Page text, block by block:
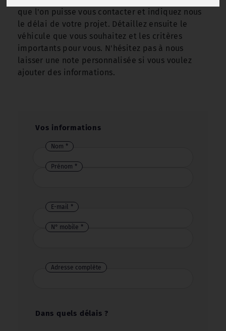
que l'on puisse vous contacter et indiquez nous
le délai de votre projet. Détaillez ensuite le
véhicule que vous souhaitez et les critères
importants pour vous. N'hésitez pas à nous
laisser une note personnalisée si vous voulez
ajouter des informations.
Vos informations
Nom
Prénom
E-mail
N° mobile
Adresse complète
Dans quels délais ?